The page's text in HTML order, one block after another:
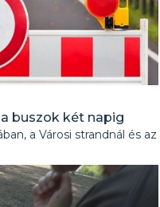
buszok két napig
a Városi strandnál és az